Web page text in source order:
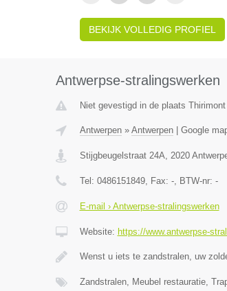
BEKIJK VOLLEDIG PROFIEL
Antwerpse-stralingswerken
Niet gevestigd in de plaats
Antwerpen» Antwerpen| Google
Stijgbeugelstraat 24A, 2020
Tel: 0486151849, Fax: -, BTW-nr: -
E-mail › Antwerpse-stralingswerken
Website: https://www.antwerpse-
Wenst u iets te zandstralen, uw
Zandstralen, Meubel restauratie,